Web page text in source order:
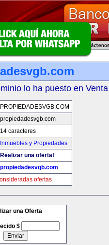
lo ha puesto en Venta
PROPIEDADESVGB.COM
propiedadesvgb.com
14 caracteres
Inmuebles y Propiedades
Realizar una oferta!
propiedadesvgb.com
ofertas
una Oferta
$